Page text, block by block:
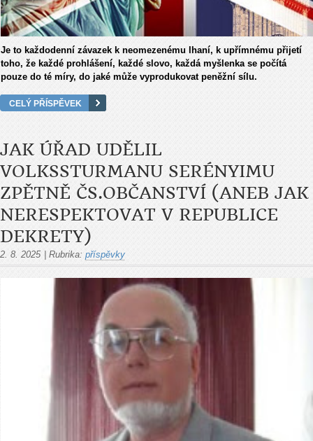
Je to každodenní závazek k neomezenému lhaní, k upřímnému přijetí
toho, že každé prohlášení, každé slovo, každá myšlenka se počítá
pouze do té míry, do jaké může vyprodukovat peněžní sílu.
CELÝ PŘÍSPĚVEK
JAK ÚŘAD UDĚLIL
VOLKSSTURMANU SERÉNYIMU
ZPĚTNĚ ČS.OBČANSTVÍ (ANEB JAK
NERESPEKTOVAT V REPUBLICE
DEKRETY)
2. 8. 2025 Rubrika: příspěvky